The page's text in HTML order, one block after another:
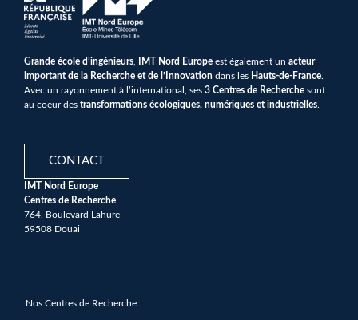
Grande école d’ingénieurs IMT Nord Europe est également un acteur
important de la Recherche et de l’Innovation dans les Hauts-de-France
Avec un rayonnement à l’international, ses 3 Centres de Recherche sont
au coeur des transformations écologiques, numériques et industrielles
CONTACT
IMT Nord Europe
Centres de Recherche
764, Boulevard Lahure
59508 Douai
Nos Centres de Recherche